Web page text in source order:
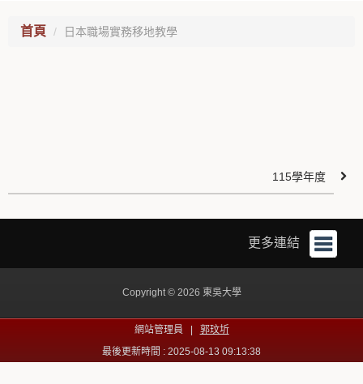
首頁 日本職場實務移地教學
115學年度
更多連結
Copyright © 2026 東吳大學
網站管理員 | 郭玟圻
最後更新時間 : 2025-08-13 09:13:38